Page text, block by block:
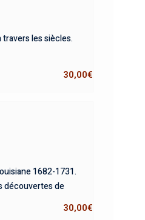
travers les siècles.
30,00€
1682-1731.
découvertes de
30,00€